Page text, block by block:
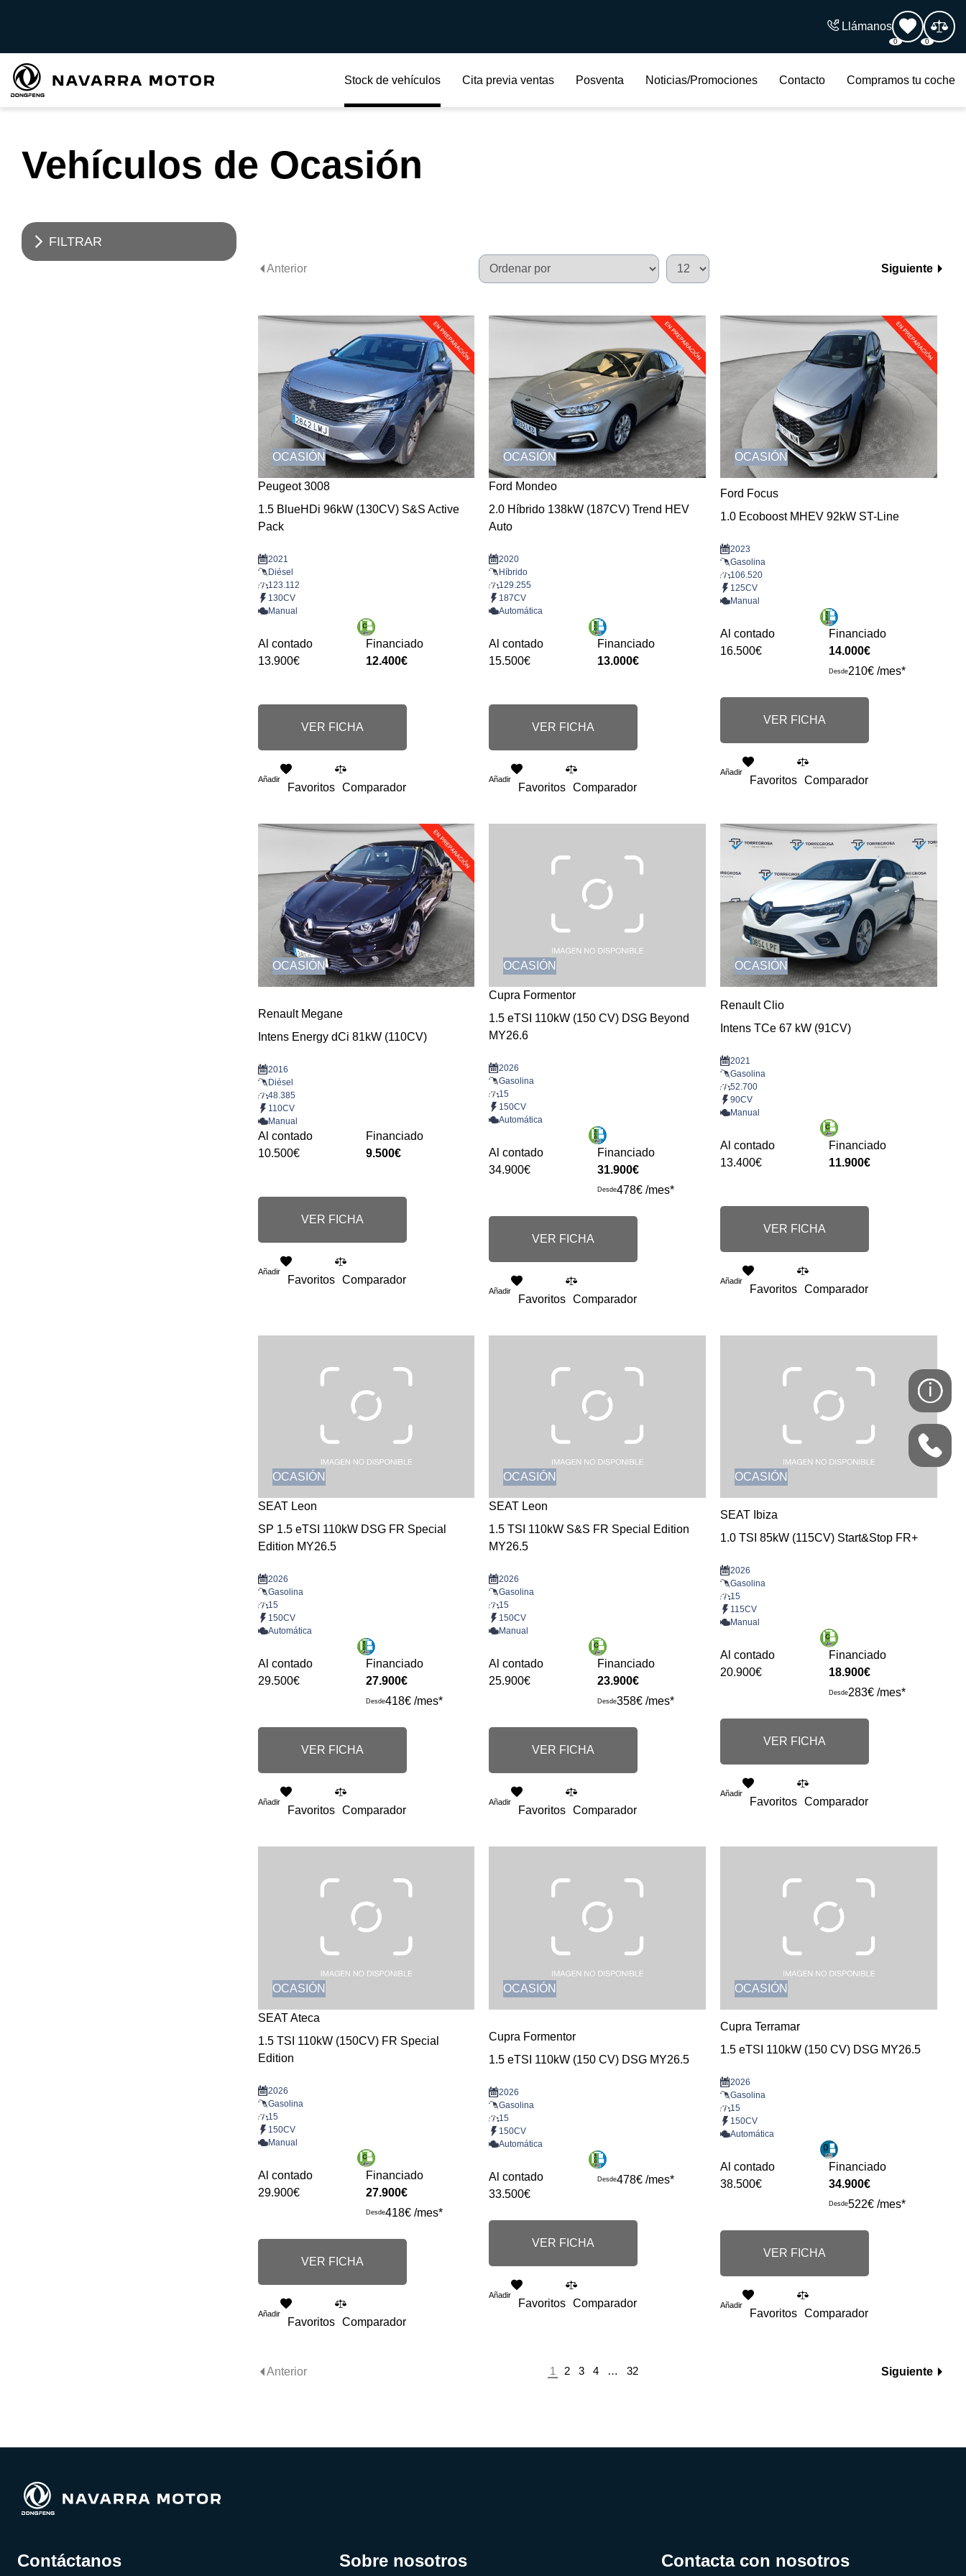
Llámanos
0 0
Stock de vehículos Cita previa ventas Posventa Noticias/Promociones Contacto Compramos tu coche
Vehículos de Ocasión
FILTRAR
Anterior Siguiente
OCASIÓN
Peugeot 3008
1.5 BlueHDi 96kW (130CV) S&S Active
Pack
2021
Diésel
123.112
130CV
Manual
Al contado
13.900€
Financiado
12.400€
VER FICHA
Añadir
Favoritos Comparador
OCASIÓN
Ford Mondeo
2.0 Híbrido 138kW (187CV) Trend HEV
Auto
2020
Híbrido
129.255
187CV
Automática
Al contado
15.500€
Financiado
13.000€
VER FICHA
Añadir
Favoritos Comparador
OCASIÓN
Ford Focus
1.0 Ecoboost MHEV 92kW ST-Line
2023
Gasolina
106.520
125CV
Manual
Al contado
16.500€
Financiado
14.000€
Desde210€ /mes*
VER FICHA
Añadir
Favoritos Comparador
OCASIÓN
Renault Megane
Intens Energy dCi 81kW (110CV)
2016
Diésel
48.385
110CV
Manual
Al contado
10.500€
Financiado
9.500€
VER FICHA
Añadir
Favoritos Comparador
OCASIÓN
Cupra Formentor
1.5 eTSI 110kW (150 CV) DSG Beyond
MY26.6
2026
Gasolina
15
150CV
Automática
Al contado
34.900€
Financiado
31.900€
Desde478€ /mes*
VER FICHA
Añadir
Favoritos Comparador
OCASIÓN
Renault Clio
Intens TCe 67 kW (91CV)
2021
Gasolina
52.700
90CV
Manual
Al contado
13.400€
Financiado
11.900€
VER FICHA
Añadir
Favoritos Comparador
OCASIÓN
SEAT Leon
SP 1.5 eTSI 110kW DSG FR Special
Edition MY26.5
2026
Gasolina
15
150CV
Automática
Al contado
29.500€
Financiado
27.900€
Desde418€ /mes*
VER FICHA
Añadir
Favoritos Comparador
OCASIÓN
SEAT Leon
1.5 TSI 110kW S&S FR Special Edition
MY26.5
2026
Gasolina
15
150CV
Manual
Al contado
25.900€
Financiado
23.900€
Desde358€ /mes*
VER FICHA
Añadir
Favoritos Comparador
OCASIÓN
SEAT Ibiza
1.0 TSI 85kW (115CV) Start&Stop FR+
2026
Gasolina
15
115CV
Manual
Al contado
20.900€
Financiado
18.900€
Desde283€ /mes*
VER FICHA
Añadir
Favoritos Comparador
OCASIÓN
SEAT Ateca
1.5 TSI 110kW (150CV) FR Special
Edition
2026
Gasolina
15
150CV
Manual
Al contado
29.900€
Financiado
27.900€
Desde418€ /mes*
VER FICHA
Añadir
Favoritos Comparador
OCASIÓN
Cupra Formentor
1.5 eTSI 110kW (150 CV) DSG MY26.5
2026
Gasolina
15
150CV
Automática
Al contado
33.500€
Desde478€ /mes*
VER FICHA
Añadir
Favoritos Comparador
OCASIÓN
Cupra Terramar
1.5 eTSI 110kW (150 CV) DSG MY26.5
2026
Gasolina
15
150CV
Automática
Al contado
38.500€
Financiado
34.900€
Desde522€ /mes*
VER FICHA
Añadir
Favoritos Comparador
Anterior 1 2 3 4 … 32 Siguiente
Contáctanos Sobre nosotros Contacta con nosotros